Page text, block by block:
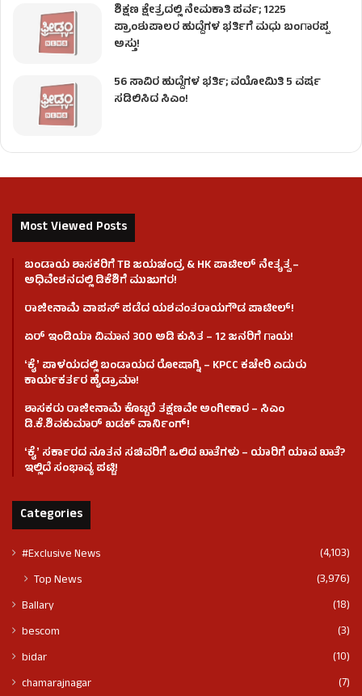
ಶಿಕ್ಷಣ ಕ್ಷೇತ್ರದಲ್ಲಿ ನೇಮಕಾತಿ ಪರ್ವ; 1225
ಪ್ರಾಂಶುಪಾಲರ ಹುದ್ದೆಗಳ ಭರ್ತಿಗೆ ಮಧು ಬಂಗಾರಪ್ಪ
ಅಸ್ತು!
56 ಸಾವಿರ ಹುದ್ದೆಗಳ ಭರ್ತಿ; ವಯೋಮಿತಿ 5 ವರ್ಷ
ಸಡಿಲಿಸಿದ ಸಿಎಂ!
Most Viewed Posts
ಬಂಡಾಯ ಶಾಸಕರಿಗೆ TB ಜಯಚಂದ್ರ & HK ಪಾಟೀಲ್ ನೇತೃತ್ವ –
ಅಧಿವೇಶನದಲ್ಲಿ ಡಿಕೆಶಿಗೆ ಮುಜುಗರ!
ರಾಜೀನಾಮೆ ವಾಪಸ್ ಪಡೆದ ಯಶವಂತರಾಯಗೌಡ ಪಾಟೀಲ್‌!
ಏರ್ ಇಂಡಿಯಾ ವಿಮಾನ 300 ಅಡಿ ಕುಸಿತ – 12 ಜನರಿಗೆ ಗಾಯ!
ʻಕೈʼ​ ಪಾಳಯದಲ್ಲಿ ಬಂಡಾಯದ ರೋಷಾಗ್ನಿ – KPCC ಕಚೇರಿ ಎದುರು
ಕಾರ್ಯಕರ್ತರ ಹೈಡ್ರಾಮಾ!
ಶಾಸಕರು ರಾಜೀನಾಮೆ ಕೊಟ್ಟರೆ ತಕ್ಷಣವೇ ಅಂಗೀಕಾರ – ಸಿಎಂ
ಡಿ.ಕೆ.ಶಿವಕುಮಾರ್ ಖಡಕ್ ವಾರ್ನಿಂಗ್!
ʻಕೈʼ ಸರ್ಕಾರದ ನೂತನ ಸಚಿವರಿಗೆ ಒಲಿದ ಖಾತೆಗಳು – ಯಾರಿಗೆ ಯಾವ ಖಾತೆ?
ಇಲ್ಲಿದೆ ಸಂಭಾವ್ಯ ಪಟ್ಟಿ!
Categories
#Exclusive News (4,103)
Top News (3,976)
Ballary
(18)
bescom
(3)
bidar
(10)
chamarajnagar
(7)